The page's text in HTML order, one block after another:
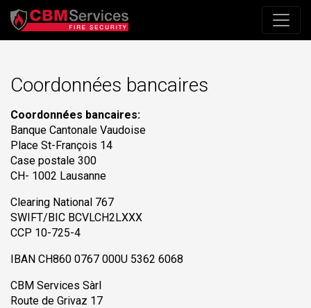
Coordonnées bancaires
Coordonnées bancaires:
Banque Cantonale Vaudoise
Place St-François 14
Case postale 300
CH- 1002 Lausanne
Clearing National 767
SWIFT/BIC BCVLCH2LXXX
CCP 10-725-4
IBAN CH860 0767 000U 5362 6068
CBM Services Sàrl
Route de Grivaz 17